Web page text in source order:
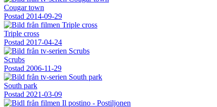
Cougar town
Postad 2014-09-29
Triple cross
Postad 2017-04-24
Scrubs
Postad 2006-11-29
South park
Postad 2021-03-09